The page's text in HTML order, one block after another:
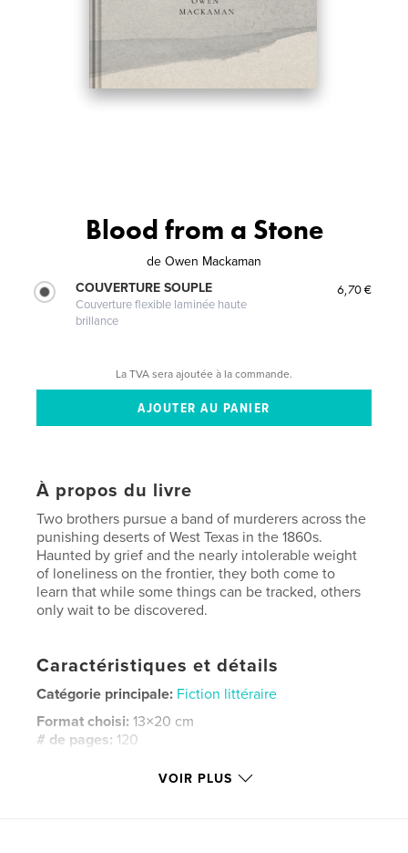
Blood from a Stone
de Owen Mackaman
COUVERTURE SOUPLE
Couverture flexible laminée haute
brillance
6,70 €
La TVA sera ajoutée à la commande.
À propos du livre
Two brothers pursue a band of murderers across the
punishing deserts of West Texas in the 1860s.
Haunted by grief and the nearly intolerable weight
of loneliness on the frontier, they both come to
learn that while some things can be tracked, others
only wait to be discovered.
Caractéristiques et détails
Catégorie principale: Fiction littéraire
Format choisi:13×20 cm
# de pages: 120
Couverture souple: 9798261034667
VOIR PLUS